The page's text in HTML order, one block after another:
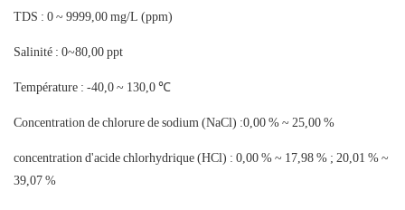
TDS : 0 ~ 9999,00 mg/L (ppm)
Salinité : 0~80,00 ppt
Température : -40,0 ~ 130,0 ℃
Concentration de chlorure de sodium (NaCl) :0,00 % ~ 25,00 %
concentration d'acide chlorhydrique (HCl) : 0,00 % ~ 17,98 % ; 20,01 % ~
39,07 %